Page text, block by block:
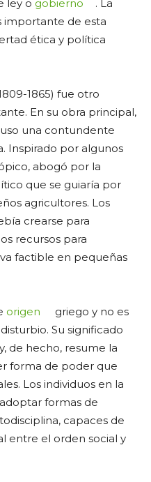
ley o gobierno
. La
importante de esta
ética y política
1865) fue otro
En su obra principal,
una contundente
Inspirado por algunos
abogó por la
que se guiaría por
agricultores. Los
crearse para
recursos para
factible en pequeñas
origen
griego y no es
Su significado
de hecho, resume la
forma de poder que
Los individuos en la
formas de
capaces de
entre el orden social y